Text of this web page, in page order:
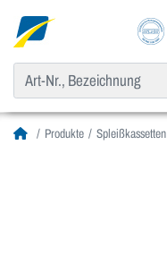
Produkte Spleißkassetten